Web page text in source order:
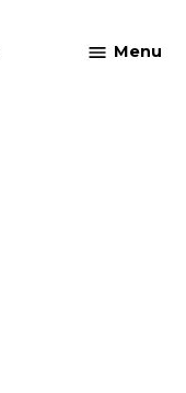
Menu